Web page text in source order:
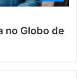
no Globo de